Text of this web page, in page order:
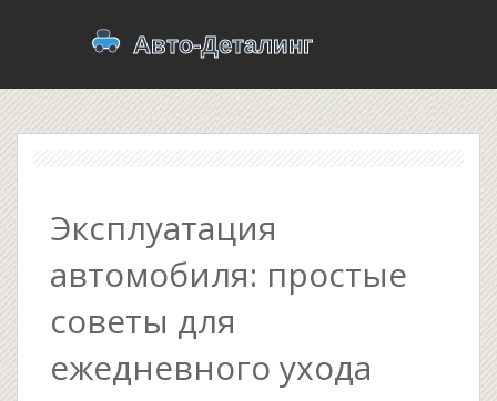
Эксплуатация
автомобиля: простые
советы для
ежедневного ухода